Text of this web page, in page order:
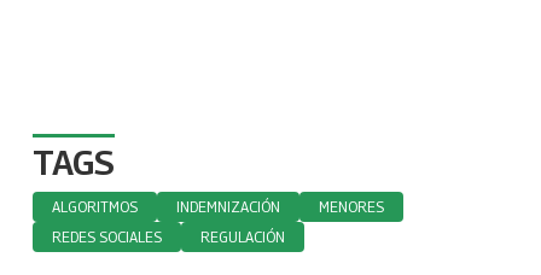
TAGS
ALGORITMOS INDEMNIZACIÓN
MENORES
REDES SOCIALES
REGULACIÓN